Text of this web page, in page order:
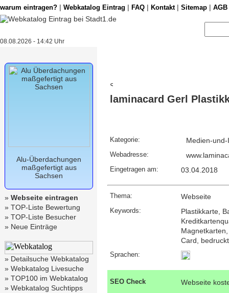
warum eintragen? | Webkatalog Eintrag | FAQ | Kontakt| Sitemap | AGB
08.08.2026 - 14:42 Uhr
Alu-Überdachungen
maßgefertigt aus
Sachsen
» Webseite eintragen
» TOP-Liste Bewertung
» TOP-Liste Besucher
» Neue Einträge
» Detailsuche Webkatalog
» Webkatalog Livesuche
» TOP100 im Webkatalog
» Webkatalog Suchtipps
laminacard Gerl
Kategorie: Medien-
Webadresse:
Eingetragen am: 03.04.2018
Thema: Webseite
Keywords:
Plastikkarte,
Card,
Sprachen:
SEO Check Webseite